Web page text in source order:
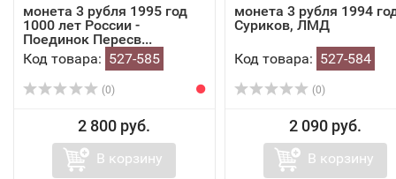
монета 3 рубля 1995 год
1000 лет России -
Поединок Пересв...
Код товара: 527-585
(0)
2 800 руб.
В корзину
монета 3 рубля 1994
Суриков, ЛМД
Код товара: 527-584
(0)
2 090 руб.
В корзину